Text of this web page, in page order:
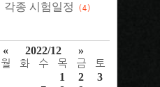
각종 시험일정 (4)
«
2022/12 »
월 화 수 목 금 토
1 2
3